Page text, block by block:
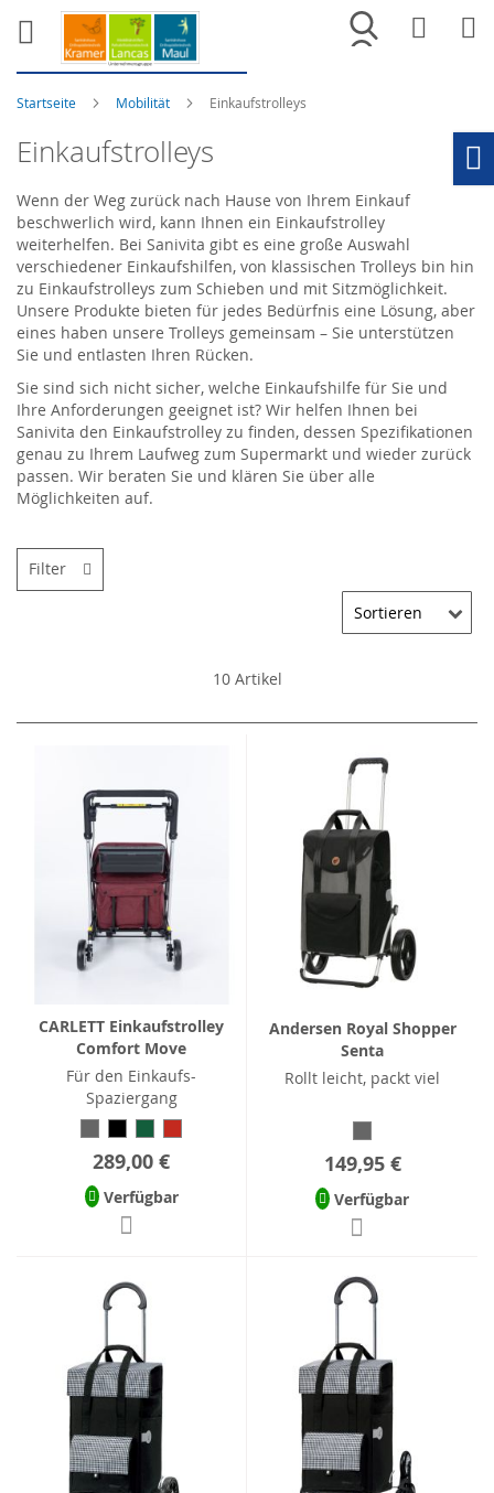
Merkliste
Startseite Mobilität Einkaufstrolleys
Einkaufstrolleys
Wenn der Weg zurück nach Hause von Ihrem Einkauf
beschwerlich wird, kann Ihnen ein Einkaufstrolley
weiterhelfen. Bei Sanivita gibt es eine große Auswahl
verschiedener Einkaufshilfen, von klassischen Trolleys bin hin
zu Einkaufstrolleys zum Schieben und mit Sitzmöglichkeit.
Unsere Produkte bieten für jedes Bedürfnis eine Lösung, aber
eines haben unsere Trolleys gemeinsam – Sie unterstützen
Sie und entlasten Ihren Rücken.
Sie sind sich nicht sicher, welche Einkaufshilfe für Sie und
Ihre Anforderungen geeignet ist? Wir helfen Ihnen bei
Sanivita den Einkaufstrolley zu finden, dessen Spezifikationen
genau zu Ihrem Laufweg zum Supermarkt und wieder zurück
passen. Wir beraten Sie und klären Sie über alle
Möglichkeiten auf.
10Artikel
CARLETT Einkaufstrolley
Comfort Move
Für den Einkaufs-
Spaziergang
289,00 €
Verfügbar
Andersen Royal Shopper
Senta
Rollt leicht, packt viel
149,95 €
Verfügbar
Filter